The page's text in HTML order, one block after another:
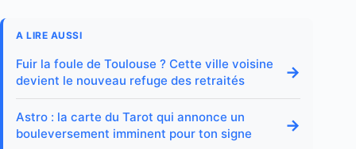
A LIRE AUSSI
Fuir la foule de Toulouse ? Cette ville voisine
devient le nouveau refuge des retraités
→
Astro : la carte du Tarot qui annonce un
bouleversement imminent pour ton signe
→